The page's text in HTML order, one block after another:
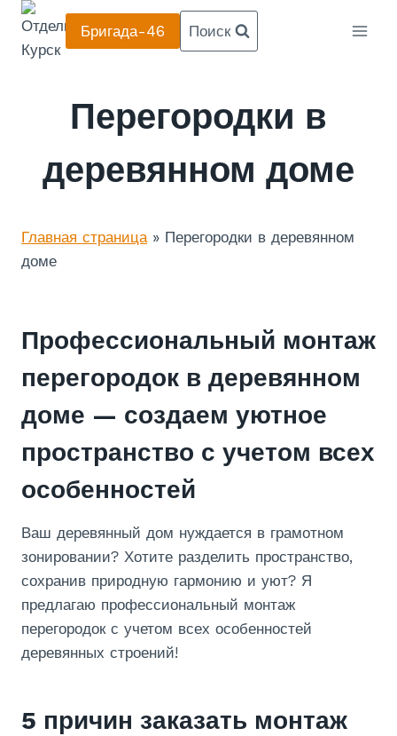
Перейти
содержанию
Бригада-46 Поиск
Перегородки в
деревянном доме
Главная страница» Перегородки в деревянном
доме
Профессиональный монтаж
перегородок в деревянном
доме — создаем уютное
пространство с учетом всех
особенностей
Ваш деревянный дом нуждается в грамотном
зонировании? Хотите разделить пространство,
сохранив природную гармонию и уют? Я
предлагаю профессиональный монтаж
перегородок с учетом всех особенностей
деревянных строений!
5 причин заказать монтаж